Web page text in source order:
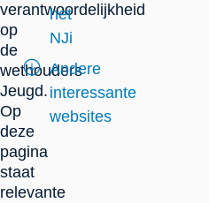
verantwoordelijkheid
op
de
wethouders
Jeugd.
Op
deze
pagina
staat
relevante
het
NJi
Andere
interessante
websites